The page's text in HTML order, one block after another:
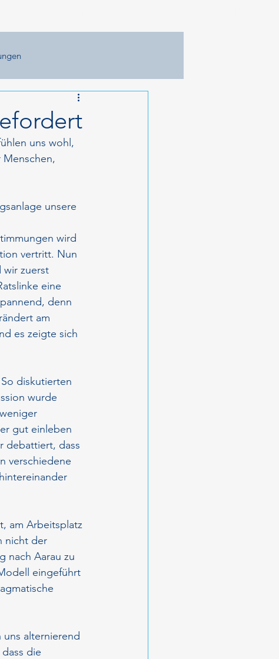
uns wohl,
unsere
wird
vertritt. Nun
wir zuerst
eine
denn
am
es zeigte sich
diskutierten
wurde
gut einleben
debattiert, dass
verschiedene
am Arbeitsplatz
nicht der
nach Aarau zu
eingeführt
alternierend
die